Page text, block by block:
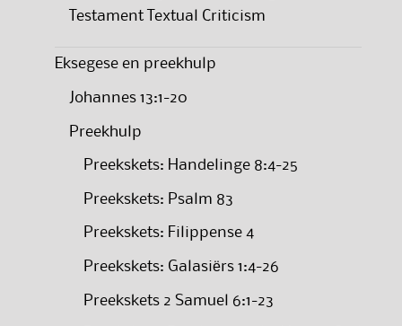
Testament Textual Criticism
Eksegese en preekhulp
Johannes 13:1-20
Preekhulp
Preekskets: Handelinge 8:4-25
Preekskets: Psalm 83
Preekskets: Filippense 4
Preekskets: Galasiërs 1:4-26
Preekskets 2 Samuel 6:1-23